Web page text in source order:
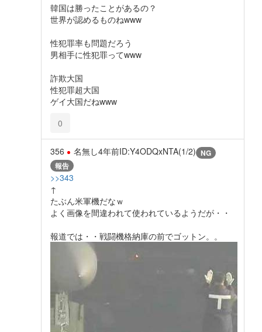
韓国は勝ったことがあるの？
世界が認めるものねwww
性犯罪率も問題だろう
男相手に性犯罪ってwww
詐欺大国
性犯罪超大国
ゲイ大国だねwww
0
356 名無し4年前ID:Y4ODQxNTA(1/2) NG
報告
>>343
↑
たぶん米軍機だなｗ
よく画像を間違われて使われているようだが・・
報道では・・戦闘機格納庫の前でゴットン。。